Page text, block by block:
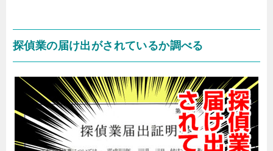
探偵業の届け出がされているか調べる